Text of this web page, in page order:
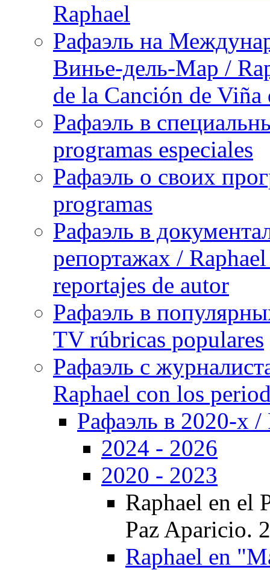
Raphael
Рафаэль на
Винье-дель-Мар /
de la Canción de
Рафаэль в
programas especiales
Рафаэль о своих
programas
Рафаэль в
репортажах /
reportajes de autor
Рафаэль в
TV rúbricas populares
Рафаэль с
Raphael con los
Рафаэль в 2020-х /
2024 - 2026
2020 - 2023
Raphael en el
Paz Aparicio.
Raphael en